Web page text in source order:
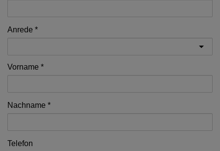
Anrede
Vorname
Nachname
Telefon